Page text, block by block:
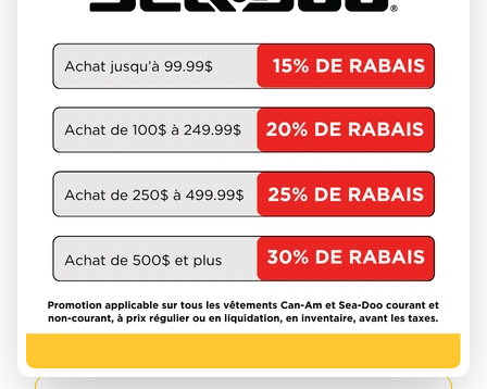
MERCURY 2026